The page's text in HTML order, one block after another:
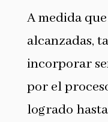
A medida
alcanzadas,
incorporar
por el
logrado